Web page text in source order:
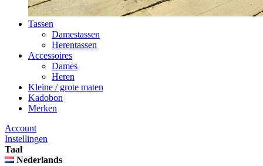
Tassen
Damestassen
Herentassen
Accessoires
Dames
Heren
Kleine / grote maten
Kadobon
Merken
Account
Instellingen
Taal
Nederlands